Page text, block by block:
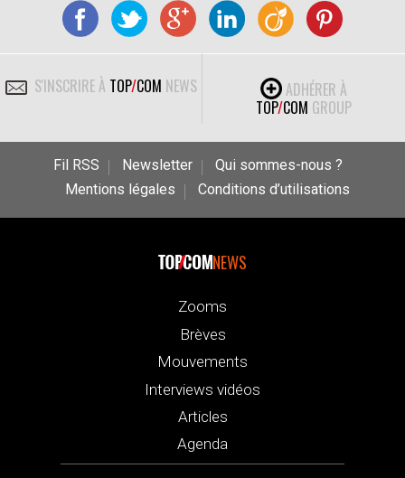
S'INSCRIRE À TOP/COM NEWS
ADHÉRER À
TOP/COM GROUP
Fil RSS Newsletter
Qui sommes-nous ?
Mentions légales
Conditions d’utilisations
NEWS
Zooms
Brèves
Mouvements
Interviews vidéos
Articles
Agenda